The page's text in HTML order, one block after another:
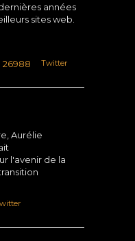
années
sites web.
26988 Twitter
Aurélie
l'avenir de la